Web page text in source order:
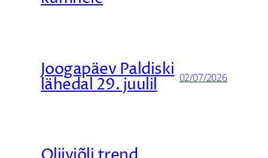
Joogapäev Paldiski
lähedal 29. juulil 02/07/2026